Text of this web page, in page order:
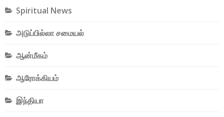
Spiritual News
அடுப்பில்லா சமையல்
ஆன்மீகம்
ஆரோக்கியம்
இந்தியா